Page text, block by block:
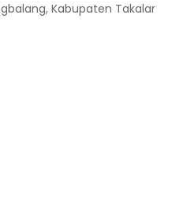
Kabupaten Takalar